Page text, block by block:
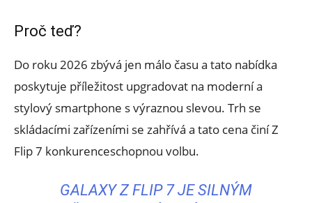
Proč teď?
Do roku 2026 zbývá jen málo času a tato nabídka
poskytuje příležitost upgradovat na moderní a
stylový smartphone s výraznou slevou. Trh se
skládacími zařízeními se zahřívá a tato cena činí Z
Flip 7 konkurenceschopnou volbu.
GALAXY Z FLIP 7 JE SILNÝM